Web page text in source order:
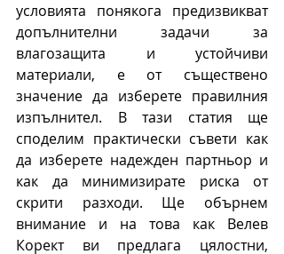
условията понякога предизвикват
допълнителни задачи за
влагозащита и устойчиви
материали, е от съществено
значение да изберете правилния
изпълнител. В тази статия ще
споделим практически съвети как
да изберете надежден партньор и
как да минимизирате риска от
скрити разходи. Ще обърнем
внимание и на това как Велев
Корект ви предлага цялостни,